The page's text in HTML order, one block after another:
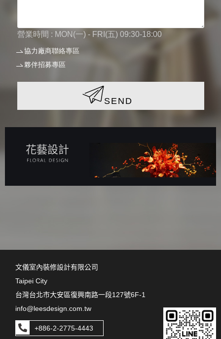
營業時間 : MON(一) - FRI(五) 09:30-18:00
協力廠商聯絡專區
夥伴招募專區
SEND
花藝設計
文儀室內裝修設計有限公司
Taipei City
台灣台北市大安區復興南路一段127號6F-1
info@leesdesign.com.tw
+886-2-2775-4443